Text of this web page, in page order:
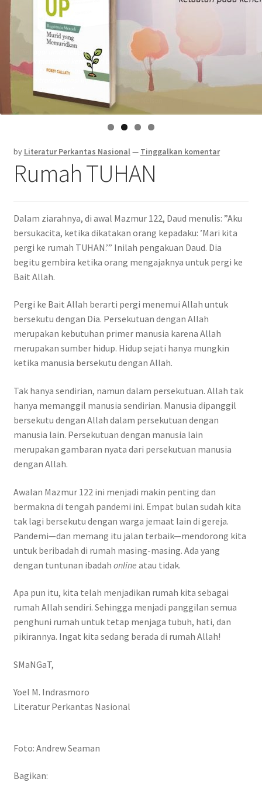
by Literatur Perkantas Nasional— Tinggalkan komentar
Rumah TUHAN
Dalam ziarahnya, di awal Mazmur 122, Daud menulis: ”Aku
bersukacita, ketika dikatakan orang kepadaku: ’Mari kita
pergi ke rumah TUHAN.’” Inilah pengakuan Daud. Dia
begitu gembira ketika orang mengajaknya untuk pergi ke
Bait Allah.
Pergi ke Bait Allah berarti pergi menemui Allah untuk
bersekutu dengan Dia. Persekutuan dengan Allah
merupakan kebutuhan primer manusia karena Allah
merupakan sumber hidup. Hidup sejati hanya mungkin
ketika manusia bersekutu dengan Allah.
Tak hanya sendirian, namun dalam persekutuan. Allah tak
hanya memanggil manusia sendirian. Manusia dipanggil
bersekutu dengan Allah dalam persekutuan dengan
manusia lain. Persekutuan dengan manusia lain
merupakan gambaran nyata dari persekutuan manusia
dengan Allah.
Awalan Mazmur 122 ini menjadi makin penting dan
bermakna di tengah pandemi ini. Empat bulan sudah kita
tak lagi bersekutu dengan warga jemaat lain di gereja.
Pandemi—dan memang itu jalan terbaik—mendorong kita
untuk beribadah di rumah masing-masing. Ada yang
dengan tuntunan ibadah online atau tidak.
Apa pun itu, kita telah menjadikan rumah kita sebagai
rumah Allah sendiri. Sehingga menjadi panggilan semua
penghuni rumah untuk tetap menjaga tubuh, hati, dan
pikirannya. Ingat kita sedang berada di rumah Allah!
SMaNGaT,
Yoel M. Indrasmoro
Literatur Perkantas Nasional
Foto: Andrew Seaman
Bagikan: